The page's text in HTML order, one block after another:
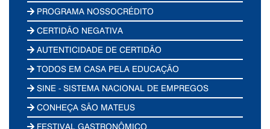
PROGRAMA NOSSOCRÉDITO
CERTIDÃO NEGATIVA
AUTENTICIDADE DE CERTIDÃO
TODOS EM CASA PELA EDUCAÇÃO
SINE - SISTEMA NACIONAL DE EMPREGOS
CONHEÇA SÃO MATEUS
FESTIVAL GASTRONÔMICO